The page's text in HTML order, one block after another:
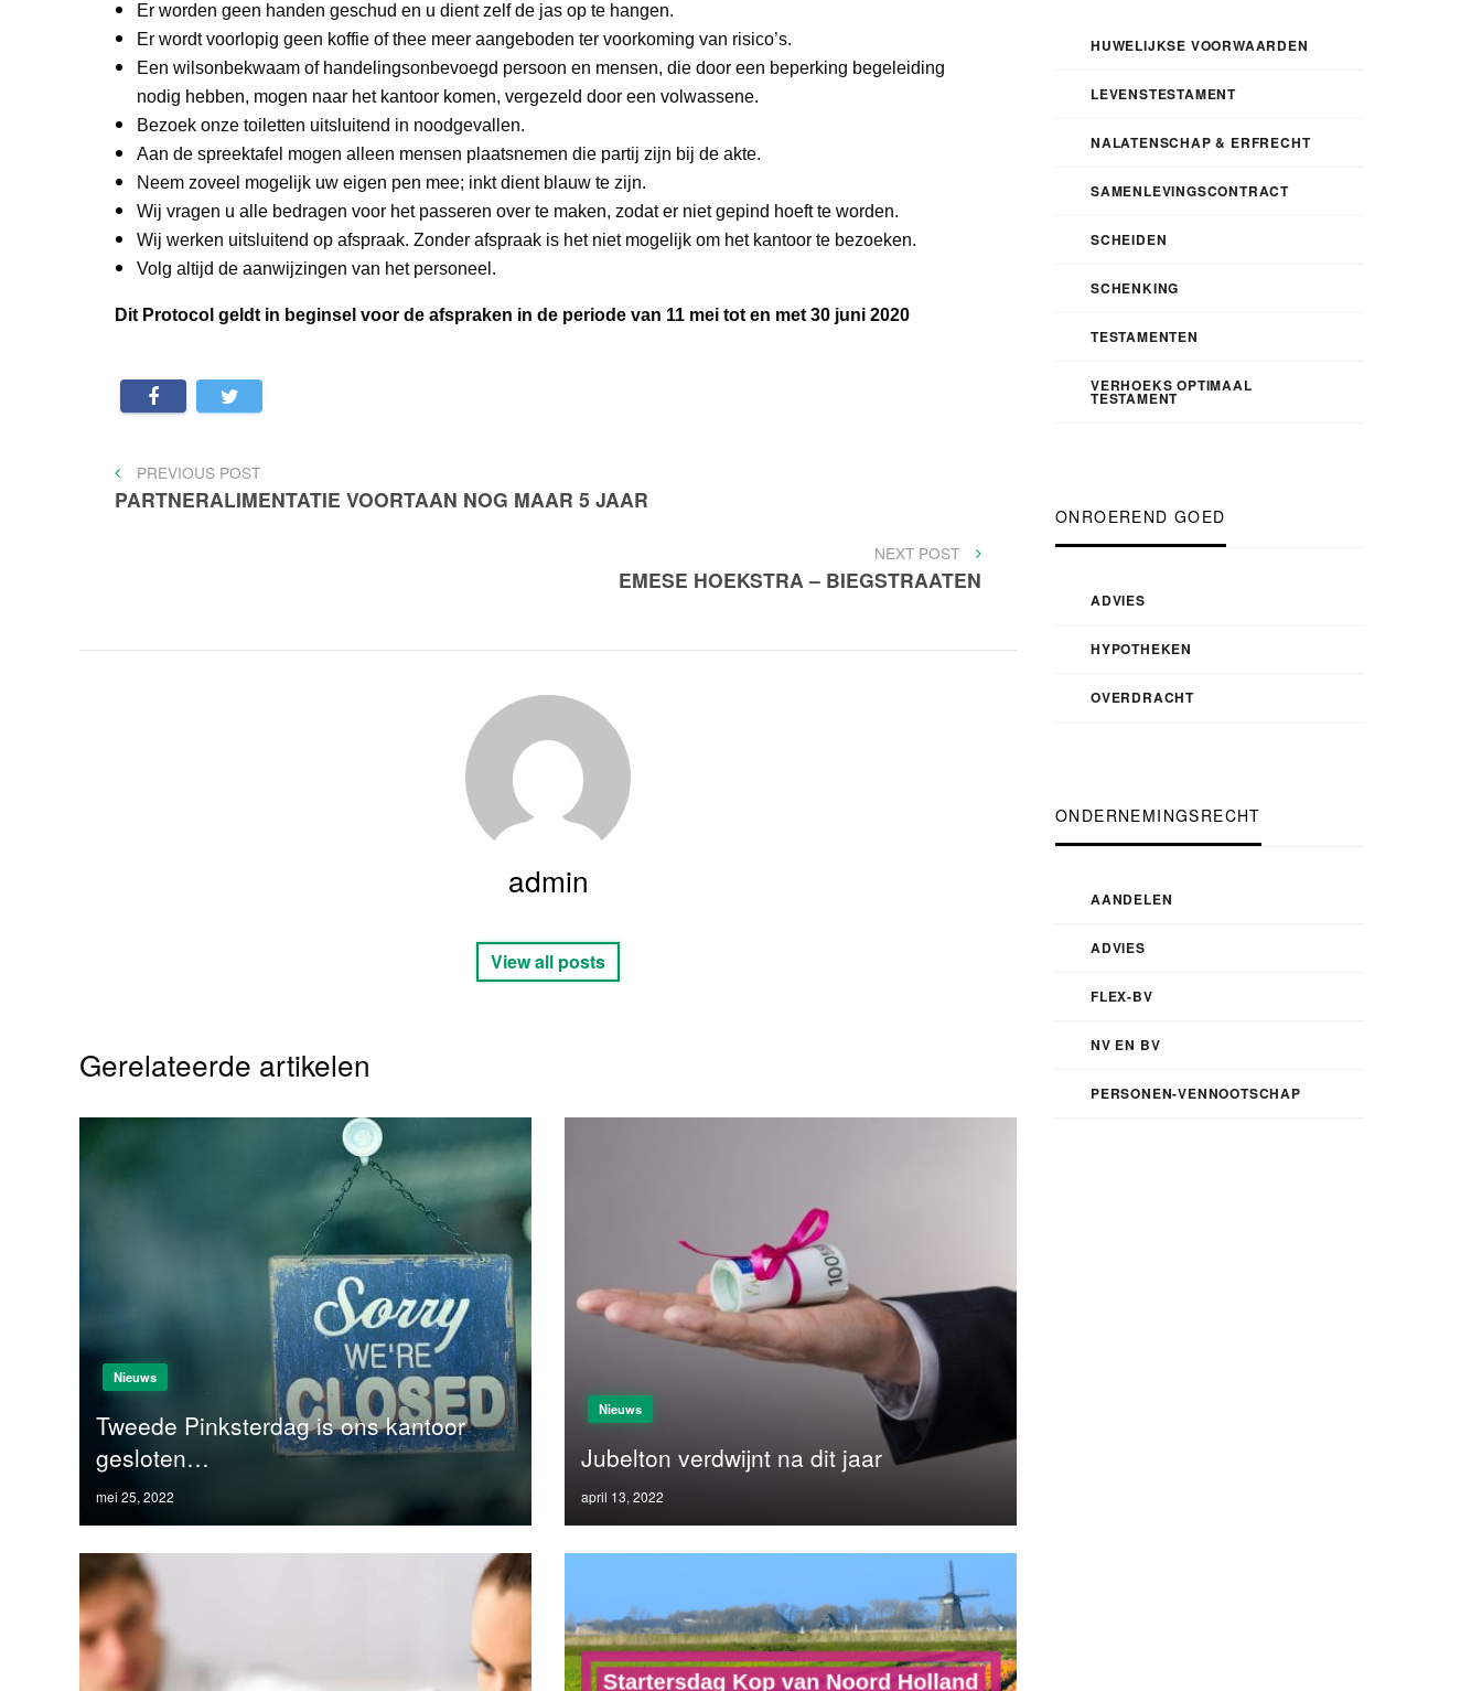
HUWELIJKSE VOORWAARDEN
LEVENSTESTAMENT
NALATENSCHAP & ERFRECHT
SAMENLEVINGSCONTRACT
SCHEIDEN
SCHENKING
TESTAMENTEN
VERHOEKS OPTIMAAL
TESTAMENT
ONROEREND GOED
ADVIES
HYPOTHEKEN
OVERDRACHT
ONDERNEMINGSRECHT
AANDELEN
ADVIES
FLEX-BV
NV EN BV
PERSONEN-VENNOOTSCHAP
Er worden geen handen geschud en u dient zelf de jas op te hangen.
Er wordt voorlopig geen koffie of thee meer aangeboden ter voorkoming van risico’s.
Een wilsonbekwaam of handelingsonbevoegd persoon en mensen, die door een beperking begeleiding
nodig hebben, mogen naar het kantoor komen, vergezeld door een volwassene.
Bezoek onze toiletten uitsluitend in noodgevallen.
Aan de spreektafel mogen alleen mensen plaatsnemen die partij zijn bij de akte.
Neem zoveel mogelijk uw eigen pen mee; inkt dient blauw te zijn.
Wij vragen u alle bedragen voor het passeren over te maken, zodat er niet gepind hoeft te worden.
Wij werken uitsluitend op afspraak. Zonder afspraak is het niet mogelijk om het kantoor te bezoeken.
Volg altijd de aanwijzingen van het personeel.
Dit Protocol geldt in beginsel voor de afspraken in de periode van 11 mei tot en met 30 juni 2020
Bericht
PREVIOUS
POST
PREVIOUS POST
PARTNERALIMENTATIE VOORTAAN NOG MAAR 5 JAAR
NEXT
POST
NEXT POST
EMESE HOEKSTRA – BIEGSTRAATEN
admin
View all posts
Gerelateerde artikelen
Nieuws
Tweede Pinksterdag is ons kantoor
gesloten…
Posted
on
mei 25, 2022
Nieuws
Jubelton verdwijnt na dit jaar
Posted
on
april 13, 2022